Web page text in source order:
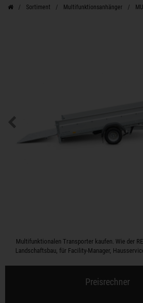
Sortiment Multifunktionsanhänger
Multifunktionalen Transporter kaufen. Wie der
Landschaftsbau, für Facility-Manager,
Preisrechner